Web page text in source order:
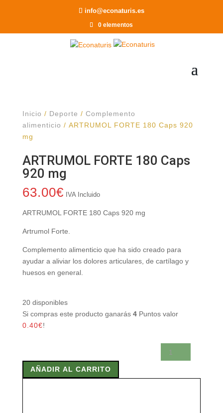
info@econaturis.es
0 elementos
Inicio / Deporte / Complemento
alimenticio / ARTRUMOL FORTE 180 Caps 920
mg
ARTRUMOL FORTE 180 Caps
920 mg
63.00€ IVA Incluido
ARTRUMOL FORTE 180 Caps 920 mg
Artrumol Forte.
Complemento alimenticio que ha sido creado para
ayudar a aliviar los dolores articulares, de cartílago y
huesos en general.
20 disponibles
Si compras este producto ganarás 4Puntos valor
0.40€!
FORTE
180AÑADIR AL CARRITO